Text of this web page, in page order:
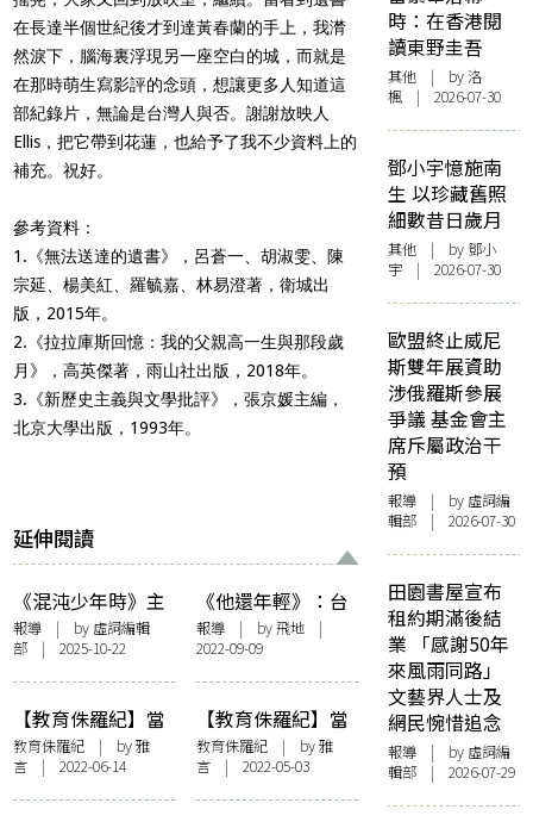
在長達半個世紀後才到達黃春蘭的手上，我潸
然淚下，腦海裏浮現另一座空白的城，而就是
在那時萌生寫影評的念頭，想讓更多人知道這
部紀錄片，無論是台灣人與否。謝謝放映人
Ellis，把它帶到花蓮，也給予了我不少資料上的
補充。祝好。
參考資料：
1.《無法送達的遺書》，呂蒼一、胡淑雯、陳
宗延、楊美紅、羅毓嘉、林易澄著，衛城出
版，2015年。
2.《拉拉庫斯回憶：我的父親高一生與那段歲
月》，高英傑著，雨山社出版，2018年。
3.《新歷史主義與文學批評》，張京媛主編，
北京大學出版，1993年。
延伸閱讀
《混沌少年時》主
演發起「Letters
to Our Sons」項目
號召全球父親為兒
寫信 彙集成書促跨
世代溝通
報導 | by 虛詞編輯
部 | 2025-10-22
《他還年輕》：台
灣詩人吳晟，從左
統轉向本土的政治
意識
報導| by 飛地 |
2022-09-09
【教育侏羅紀】當
我走進台灣幼兒
園：課程文化大不
同
教育侏羅紀 | by 雅
言 | 2022-06-14
【教育侏羅紀】當
我走進台灣幼兒園
—— 工作文化的比
較
教育侏羅紀| by 雅
言 | 2022-05-03
時：在香港閱
讀東野圭吾
其他 | by洛
楓 | 2026-07-30
鄧小宇憶施南
生 以珍藏舊照
細數昔日歲月
其他 | by 鄧小
宇 | 2026-07-30
歐盟終止威尼
斯雙年展資助
涉俄羅斯參展
爭議 基金會主
席斥屬政治干
預
報導 | by 虛詞編
輯部 | 2026-07-30
田園書屋宣布
租約期滿後結
業 「感謝50年
來風雨同路」
文藝界人士及
網民惋惜追念
報導 | by 虛詞編
輯部 | 2026-07-29